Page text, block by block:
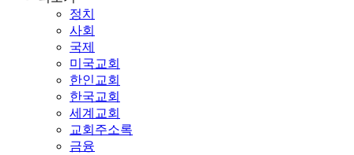
정치
사회
국제
미국교회
한인교회
한국교회
세계교회
교회주소록
금융